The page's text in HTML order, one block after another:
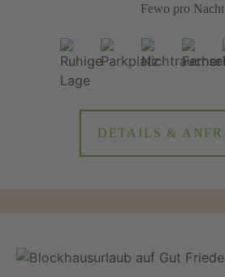
Fewo pro Nacht
DETAILS &